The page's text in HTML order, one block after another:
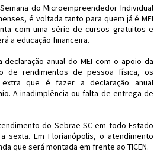
do Microempreendedor Individual
é voltada tanto para quem já é MEI
com uma série de cursos gratuitos e
a educação financeira.
anual do MEI com o apoio da
de rendimentos de pessoa física, os
extra que é fazer a declaração anual
A inadimplência ou falta de entrega de
do Sebrae SC em todo Estado
sexta. Em Florianópolis, o atendimento
que será montada em frente ao TICEN.